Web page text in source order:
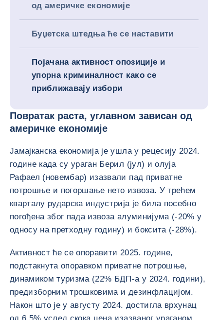
од америчке економије
Буџетска штедња ће се наставити
Појачана активност опозиције и
упорна криминалност како се
приближавају избори
Повратак раста, углавном зависан од
америчке економије
Јамајканска економија је ушла у рецесију 2024.
године када су ураган Берил (јул) и олуја
Рафаел (новембар) изазвали пад приватне
потрошње и погоршање нето извоза. У трећем
кварталу рударска индустрија је била посебно
погођена због пада извоза алуминијума (-20% у
односу на претходну годину) и боксита (-28%).
Активност ће се опоравити 2025. године,
подстакнута опоравком приватне потрошње,
динамиком туризма (22% БДП-а у 2024. години),
предизборним трошковима и дезинфлацијом.
Након што је у августу 2024. достигла врхунац